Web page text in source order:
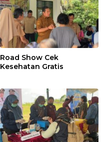
Road Show Cek
Kesehatan Gratis